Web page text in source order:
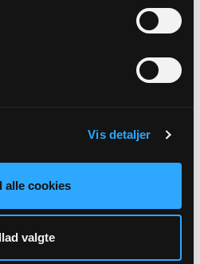
Vis detaljer
alle cookies
valgte
af valgbestyrelsen